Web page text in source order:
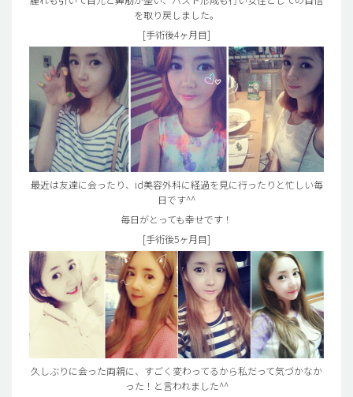
を取り戻しました。
[手術後4ヶ月目]
最近は友達に会ったり、id美容外科に経過を見に行ったりと忙しい毎
日です^^
毎日がとっても幸せです！
[手術後5ヶ月目]
久しぶりに会った両親に、すごく変わってるから私だって気づかなか
った！と言われました^^